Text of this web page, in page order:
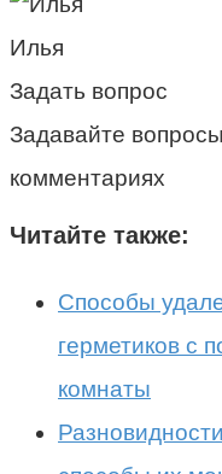
Илья
Задать вопрос
Задавайте
комментариях
Читайте также:
Способы
герметиков с
комнаты